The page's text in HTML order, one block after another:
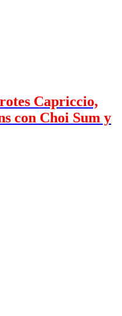
Capriccio,
con Choi Sum y